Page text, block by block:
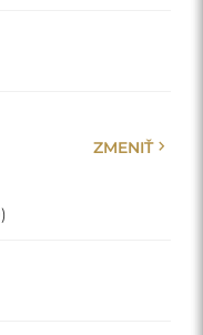
ZMENIŤchevron_right